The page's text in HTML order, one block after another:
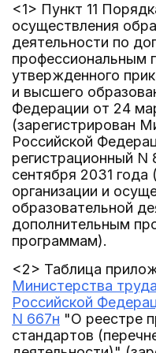
<1> Пункт 11
осуществления
деятельности по
профессиональным
утвержденного
и высшего
Федерации от 24
(зарегистрирован
Российской
регистрационный N
сентября 2031
организации и
образовательной
дополнительным
программам).
<2> Таблица
Министерства
Российской
N 667н "О реестре
стандартов